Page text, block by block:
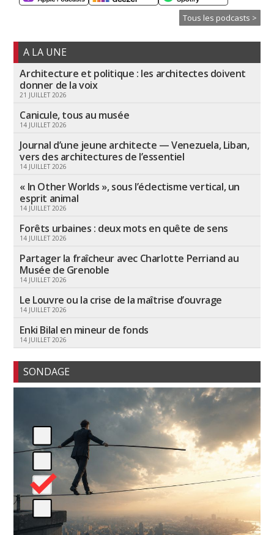
Tous les podcasts >
A LA UNE
Architecture et politique : les architectes doivent
donner de la voix
21 JUILLET 2026
Canicule, tous au musée
14 JUILLET 2026
Journal d’une jeune architecte — Venezuela, Liban,
vers des architectures de l’essentiel
14 JUILLET 2026
« In Other Worlds », sous l’éclectisme vertical, un
esprit animal
14 JUILLET 2026
Forêts urbaines : deux mots en quête de sens
14 JUILLET 2026
Partager la fraîcheur avec Charlotte Perriand au
Musée de Grenoble
14 JUILLET 2026
Le Louvre ou la crise de la maîtrise d’ouvrage
14 JUILLET 2026
Enki Bilal en mineur de fonds
14 JUILLET 2026
SONDAGE